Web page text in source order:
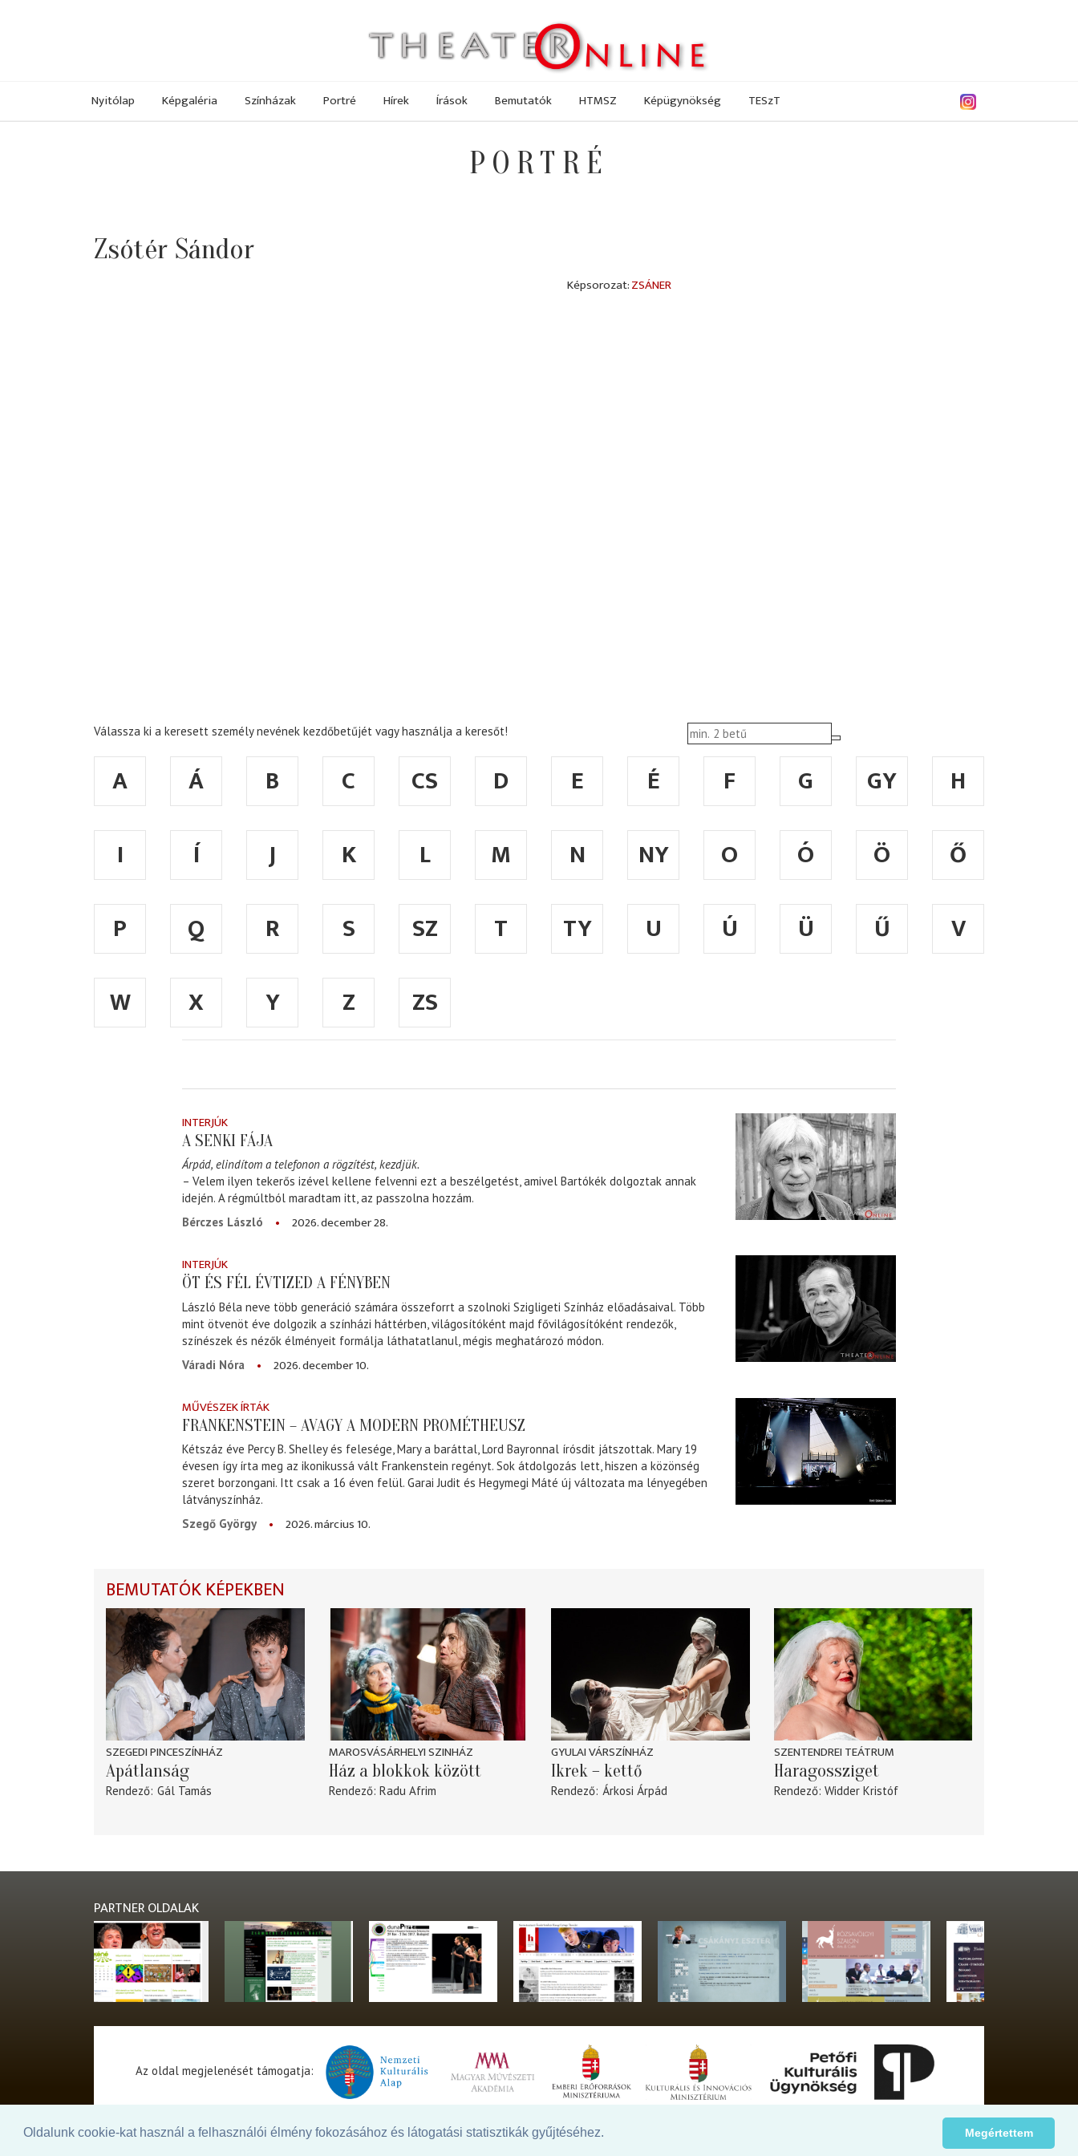
Oldalunk cookie-kat használ a felhasználói élmény fokozásához és látogatási statisztikák gyűjtéséhez. Megértettem
Nyitólap Képgaléria Színházak Portré Hírek Írások Bemutatók HTMSZ Képügynökség TESzT
PORTRÉ
Zsótér Sándor
ZSÁNER
Válassza ki a keresett személy nevének kezdőbetűjét vagy használja a keresőt!
A Á B C CS D E É F G GY
H
I
Í J K L M N NY O Ó Ö
Ő
P
Q R S SZ T TY U Ú Ü Ű
V
W
X Y Z ZS
INTERJÚK
A SENKI FÁJA
Árpád, elindítom a telefonon a rögzítést, kezdjük.
– Velem ilyen tekerős izével kellene felvenni ezt a beszélgetést, amivel Bartókék dolgoztak annak
idején. A régmúltból maradtam itt, az passzolna hozzám.
Bérczes László
2026. december 28.
INTERJÚK
ÖT ÉS FÉL ÉVTIZED A FÉNYBEN
László Béla neve több generáció számára összeforrt a szolnoki Szigligeti Színház előadásaival. Több
mint ötvenöt éve dolgozik a színházi háttérben, világosítóként majd fővilágosítóként rendezők,
színészek és nézők élményeit formálja láthatatlanul, mégis meghatározó módon.
Váradi Nóra
2026. december 10.
MŰVÉSZEK ÍRTÁK
FRANKENSTEIN – AVAGY A MODERN PROMÉTHEUSZ
Kétszáz éve Percy B. Shelley és felesége, Mary a baráttal, Lord Bayronnal írósdit játszottak. Mary 19
évesen így írta meg az ikonikussá vált Frankenstein regényt. Sok átdolgozás lett, hiszen a közönség
szeret borzongani. Itt csak a 16 éven felül. Garai Judit és Hegymegi Máté új változata ma lényegében
látványszínház.
Szegő György
2026. március 10.
BEMUTATÓK KÉPEKBEN
SZEGEDI PINCESZÍNHÁZ
Apátlanság
Rendező Gál Tamás
MAROSVÁSÁRHELYI SZINHÁZ
Ház a blokkok között
Rendező Radu Afrim
GYULAI VÁRSZÍNHÁZ
Ikrek – kettő
Rendező Árkosi Árpád
SZENTENDREI TEÁTRUM
Haragossziget
Rendező Widder Kristóf
PARTNER OLDALAK
Az oldal megjelenését támogatja: